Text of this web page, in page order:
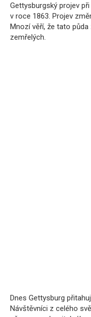
Gettysburgský projev
v roce 1863. Projev
Mnozí věří, že tato
zemřelých.
Dnes Gettysburg
Návštěvníci z celého